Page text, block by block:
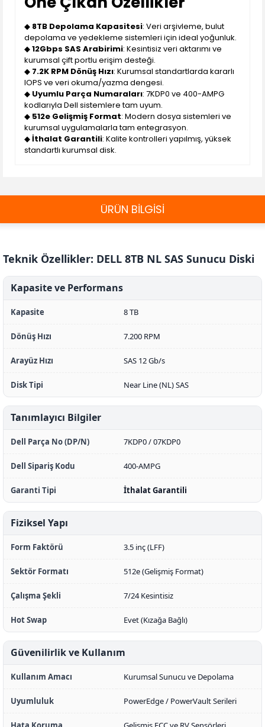
◆ 8TB Depolama Kapasitesi: Veri arşivleme, bulut
depolama ve yedekleme sistemleri için ideal yoğunluk.
◆12Gbps SAS Arabirimi: Kesintisiz veri aktarımı ve
kurumsal çift portlu erişim desteği.
◆ 7.2K RPM Dönüş Hızı: Kurumsal standartlarda kararlı
IOPS ve veri okuma/yazma dengesi.
◆ Uyumlu Parça Numaraları: 7KDP0 ve 400-AMPG
kodlarıyla Dell sistemlere tam uyum.
◆ 512e Gelişmiş Format: Modern dosya sistemleri ve
kurumsal uygulamalarla tam entegrasyon.
◆İthalat Garantili: Kalite kontrolleri yapılmış, yüksek
standartlı kurumsal disk.
ÜRÜN BİLGİSİ
Teknik Özellikler: DELL 8TB NL SAS Sunucu Diski
Kapasite ve Performans
Kapasite 8 TB
Dönüş Hızı 7.200 RPM
Arayüz Hızı SAS 12 Gb/s
Disk Tipi Near Line (NL) SAS
Tanımlayıcı Bilgiler
Dell Parça No (DP/N) 7KDP0 / 07KDP0
Dell Sipariş Kodu 400-AMPG
Garanti Tipi İthalat Garantili
Fiziksel Yapı
Form Faktörü 3.5 inç (LFF)
Sektör Formatı 512e (Gelişmiş Format)
Çalışma Şekli 7/24 Kesintisiz
Hot Swap Evet (Kızağa Bağlı)
Güvenilirlik ve Kullanım
Kullanım Amacı Kurumsal Sunucu ve Depolama
Uyumluluk PowerEdge / PowerVault Serileri